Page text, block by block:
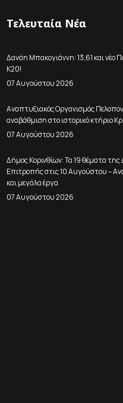
Τελευταία Νέα
Δανάη Μπακογιάννη: 13,61 και νέο
Κ20!
07 Αυγούστου 2026
Αναπτυξιακός Οργανισμός
αναβάθμιση στο ιστορικό κτήριο
07 Αυγούστου 2026
Δήμος Κορινθίων: Τα 19 θέματα
Επιτροπής στις 10 Αυγούστου –
και μεγάλα έργα
07 Αυγούστου 2026